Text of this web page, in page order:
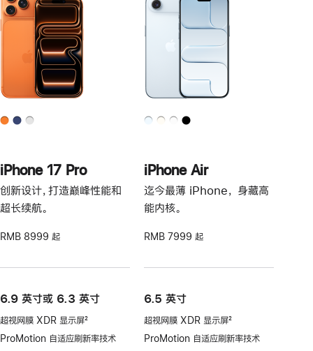
iPhone 17 Pro
创新设计，打造巅峰性能和
超长续航。
RMB 8999 起
6.9 英寸或 6.3 英寸
超视网膜 XDR 显示屏
脚
2
ProMotion 自适应刷新率技术
iPhone Air
迄今最薄 iPhone， 身藏高
能内核。
RMB 7999 起
6.5 英寸
超视网膜 XDR 显示屏
脚
2
ProMotion 自适应刷新率技术